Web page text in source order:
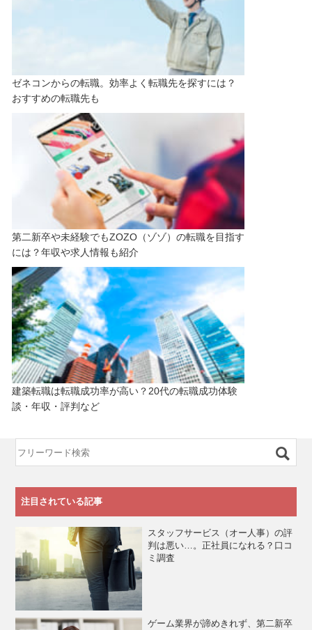
ゼネコンからの転職。効率よく転職先を探すには？
おすすめの転職先も
第二新卒や未経験でもZOZO（ゾゾ）の転職を目指す
には？年収や求人情報も紹介
建築転職は転職成功率が高い？20代の転職成功体験
談・年収・評判など
注目されている記事
スタッフサービス（オー人事）の評
判は悪い…。正社員になれる？口コ
ミ調査
ゲーム業界が諦めきれず、第二新卒